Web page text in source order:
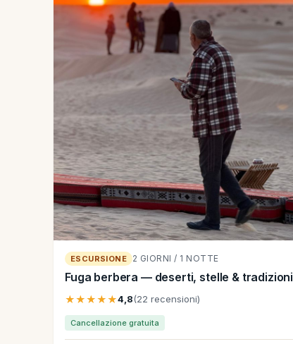
ESCURSIONE 2 GIORNI / 1 NOTTE
Fuga berbera — deserti, stelle & tradizioni
★★★★★4,8(22 recensioni)
Cancellazione gratuita